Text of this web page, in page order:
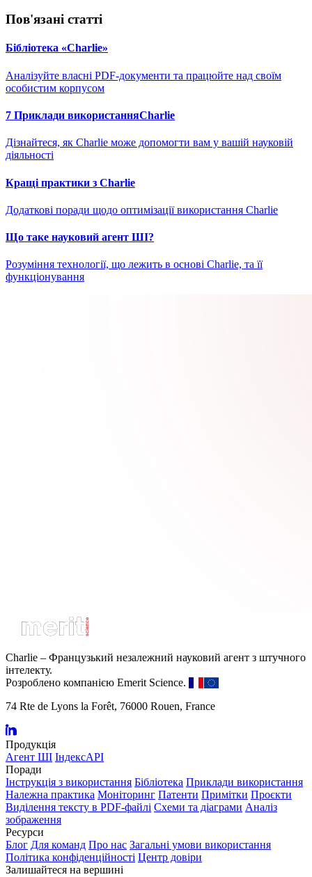
Пов'язані статті
Бібліотека «Charlie»
Аналізуйте власні PDF-документи та працюйте над своїм
особистим корпусом
7 Приклади використанняCharlie
Дізнайтеся, як Charlie може допомогти вам у вашій науковій
діяльності
Кращі практики з Charlie
Додаткові поради щодо оптимізації використання Charlie
Що таке науковий агент ШІ?
Розуміння технології, що лежить в основі Charlie, та її
функціонування
Charlie – Французький незалежний науковий агент з штучного
інтелекту.
Розроблено компанією Emerit Science.
74 Rte de Lyons la Forêt, 76000 Rouen, France
Продукція
Агент ШІ ІндексAPI
Поради
Інструкція з використання Бібліотека Приклади використання
Належна практика Моніторинг Патенти Примітки Проєкти
Виділення тексту в PDF-файлі Схеми та діаграми Аналіз
зображення
Ресурси
Блог Для команд Про нас Загальні умови використання
Політика конфіденційності Центр довіри
Залишайтеся на вершині